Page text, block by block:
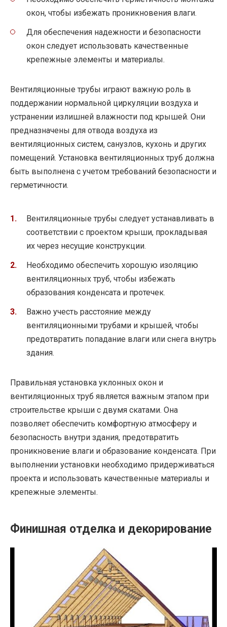
окон, чтобы избежать проникновения влаги.
Для обеспечения надежности и безопасности
окон следует использовать качественные
крепежные элементы и материалы.
Вентиляционные трубы играют важную роль в
поддержании нормальной циркуляции воздуха и
устранении излишней влажности под крышей. Они
предназначены для отвода воздуха из
вентиляционных систем, санузлов, кухонь и других
помещений. Установка вентиляционных труб должна
быть выполнена с учетом требований безопасности и
герметичности.
Вентиляционные трубы следует устанавливать в
соответствии с проектом крыши, прокладывая
их через несущие конструкции.
Необходимо обеспечить хорошую изоляцию
вентиляционных труб, чтобы избежать
образования конденсата и протечек.
Важно учесть расстояние между
вентиляционными трубами и крышей, чтобы
предотвратить попадание влаги или снега внутрь
здания.
Правильная установка уклонных окон и
вентиляционных труб является важным этапом при
строительстве крыши с двумя скатами. Она
позволяет обеспечить комфортную атмосферу и
безопасность внутри здания, предотвратить
проникновение влаги и образование конденсата. При
выполнении установки необходимо придерживаться
проекта и использовать качественные материалы и
крепежные элементы.
Финишная отделка и декорирование